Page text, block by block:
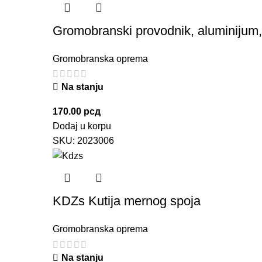
Gromobranski provodnik,
Gromobranska oprema
Na stanju
170.00 рсд
Dodaj u korpu
SKU: 2023006
KDZs Kutija mernog spoja
Gromobranska oprema
Na stanju